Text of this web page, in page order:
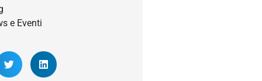
e Eventi